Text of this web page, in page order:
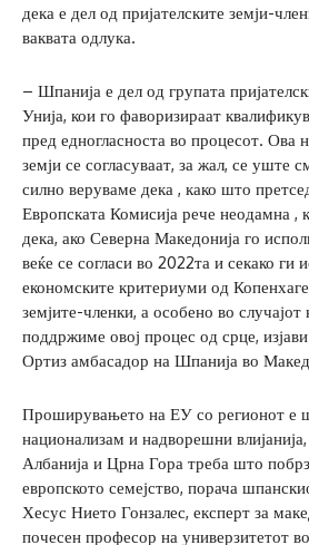
дека е дел од пријателските земји-
ваквата одлука.
– Шпанија е дел од групата
Унија, кои го фаворизираат
пред едногласноста во процесот. Ова
земји се согласуваат, за жал, се уште
силно веруваме дека , како што
Европската Комисија рече неодамна ,
дека, ако Северна Македонија го
веќе се согласи во 2022та и секако ги
економските критериуми од
земјите-членки, а особено во
поддржиме овој процес од срце,
Ортиз амбасадор на Шпанија во
Проширувањето на ЕУ со регионот е
национализам и надворешни
Албанија и Црна Гора треба што
европското семејство, порача
Хесус Нието Гонзалес, експерт за
почесен професор на универзитетот